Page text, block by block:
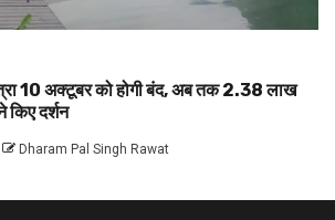
10 अक्टूबर को होगी बंद, अब तक 2.38 लाख
दर्शन
Dharam Pal Singh Rawat